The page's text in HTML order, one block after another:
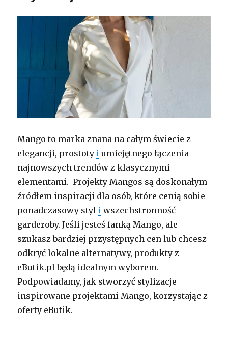
Mango to marka znana na całym świecie z
elegancji, prostoty i umiejętnego łączenia
najnowszych trendów z klasycznymi
elementami. Projekty Mangos są doskonałym
źródłem inspiracji dla osób, które cenią sobie
ponadczasowy styl i wszechstronność
garderoby. Jeśli jesteś fanką Mango, ale
szukasz bardziej przystępnych cen lub chcesz
odkryć lokalne alternatywy, produkty z
eButik.pl będą idealnym wyborem.
Podpowiadamy, jak stworzyć stylizacje
inspirowane projektami Mango, korzystając z
oferty eButik.